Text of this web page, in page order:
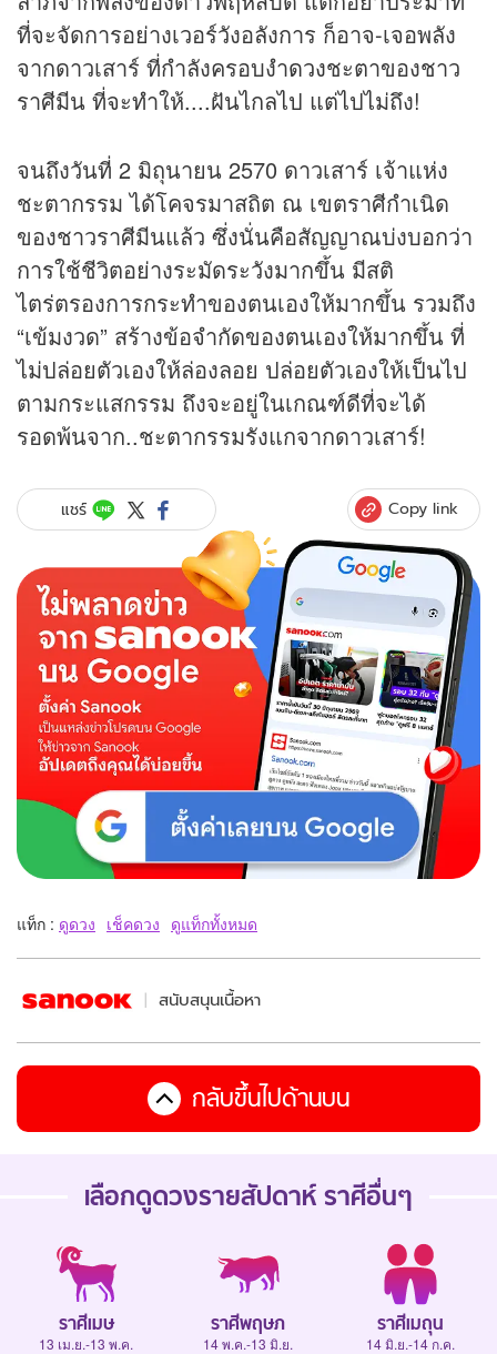
ที่จะจัดการอย่างเวอร์วังอลังการ ก็อาจ-เจอพลัง
จากดาวเสาร์ ที่กำลังครอบงำดวงชะตาของชาว
ราศีมีน ที่จะทำให้....ฝันไกลไป แต่ไปไม่ถึง!
จนถึงวันที่ 2 มิถุนายน 2570 ดาวเสาร์ เจ้าแห่ง
ชะตากรรม ได้โคจรมาสถิต ณ เขตราศีกำเนิด
ของชาวราศีมีนแล้ว ซึ่งนั่นคือสัญญาณบ่งบอกว่า
การใช้ชีวิตอย่างระมัดระวังมากขึ้น มีสติ
ไตร่ตรองการกระทำของตนเองให้มากขึ้น รวมถึง
“เข้มงวด” สร้างข้อจำกัดของตนเองให้มากขึ้น ที่
ไม่ปล่อยตัวเองให้ล่องลอย ปล่อยตัวเองให้เป็นไป
ตามกระแสกรรม ถึงจะอยู่ในเกณฑ์ดีที่จะได้
รอดพ้นจาก..ชะตากรรมรังแกจากดาวเสาร์!
แชร์ Copy link
แท็ก : ดูดวง เช็คดวง ดูแท็กทั้งหมด
สนับสนุนเนื้อหา
กลับขึ้นไปด้านบน
เลือกดูดวงรายสัปดาห์ ราศีอื่นๆ
ราศีเมษ
13 เม.ย.-13 พ.ค.
ราศีพฤษภ
14 พ.ค.-13 มิ.ย.
ราศีเมถุน
14 มิ.ย.-14 ก.ค.